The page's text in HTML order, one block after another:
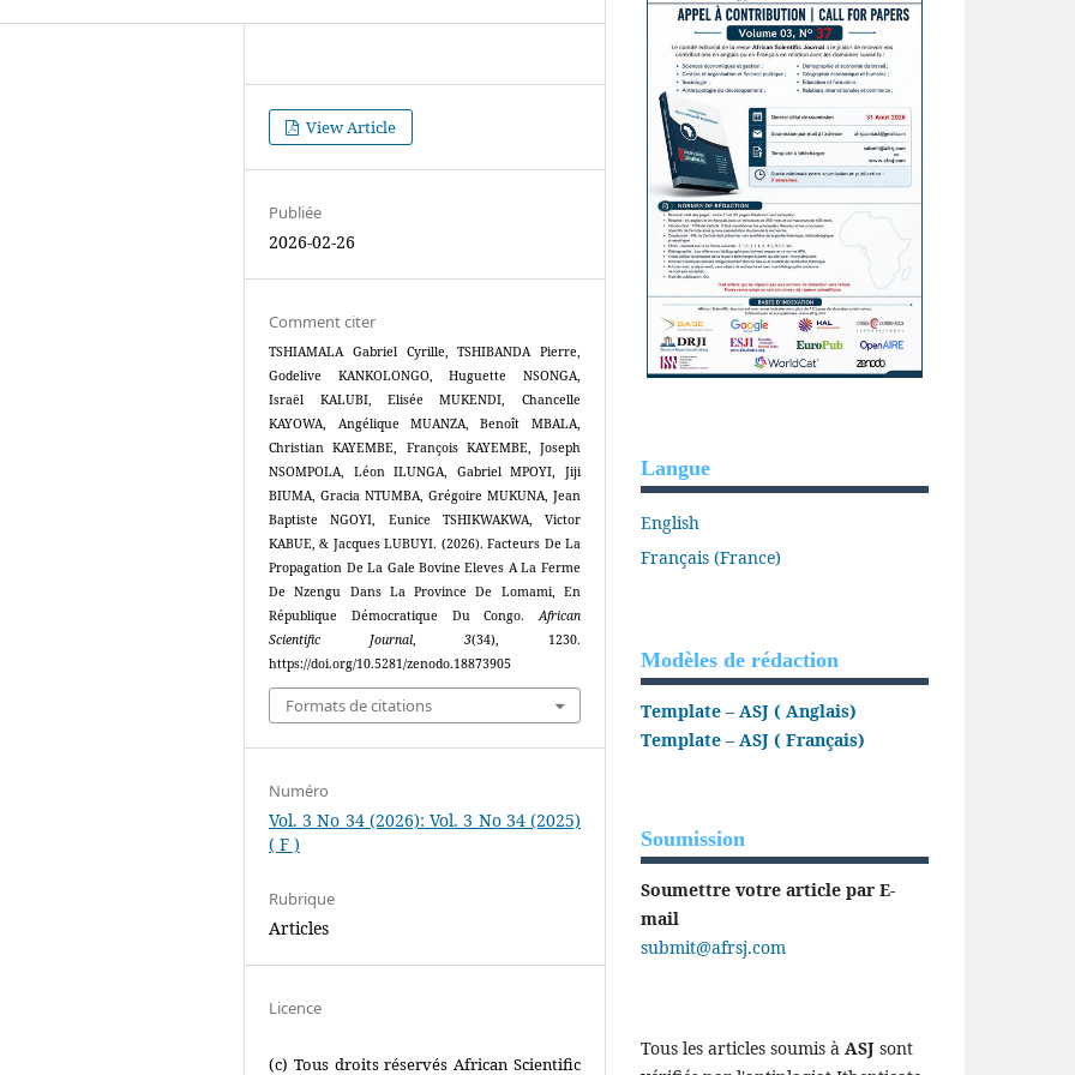
View Article
Publiée
2026-02-26
Comment citer
TSHIAMALA Gabriel Cyrille, TSHIBANDA Pierre,
Godelive KANKOLONGO, Huguette NSONGA,
Israël KALUBI, Elisée MUKENDI, Chancelle
KAYOWA, Angélique MUANZA, Benoît MBALA,
Christian KAYEMBE, François KAYEMBE, Joseph
NSOMPOLA, Léon ILUNGA, Gabriel MPOYI, Jiji
BIUMA, Gracia NTUMBA, Grégoire MUKUNA, Jean
Baptiste NGOYI, Eunice TSHIKWAKWA, Victor
KABUE, & Jacques LUBUYI. (2026). Facteurs De La
Propagation De La Gale Bovine Eleves A La Ferme
De Nzengu Dans La Province De Lomami, En
République Démocratique Du Congo.African
Scientific Journal,3(34), 1230.
https://doi.org/10.5281/zenodo.18873905
Formats de citations
Numéro
Vol. 3 No 34 (2026): Vol. 3 No 34 (2025)
( F )
Rubrique
Articles
Licence
(c) Tous droits réservés African Scientific
Langue
English
Français (France)
Modèles de rédaction
Template – ASJ ( Anglais)
Template – ASJ ( Français)
Soumission
Soumettre votre article par E-
mail
submit@afrsj.com
Tous les articles soumis à ASJ sont